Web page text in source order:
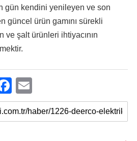
gün kendini yenileyen ve son
güncel ürün gamını sürekli
ve şalt ürünleri ihtiyacının
F
a
c
m
ail